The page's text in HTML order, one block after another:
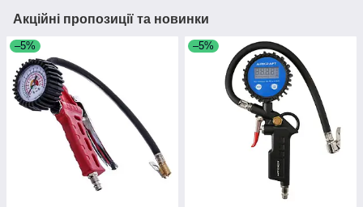
Акційні пропозиції та новинки
–5% –5%